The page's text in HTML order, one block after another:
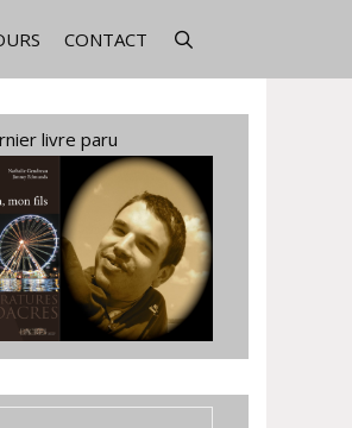
CONTACT
livre paru